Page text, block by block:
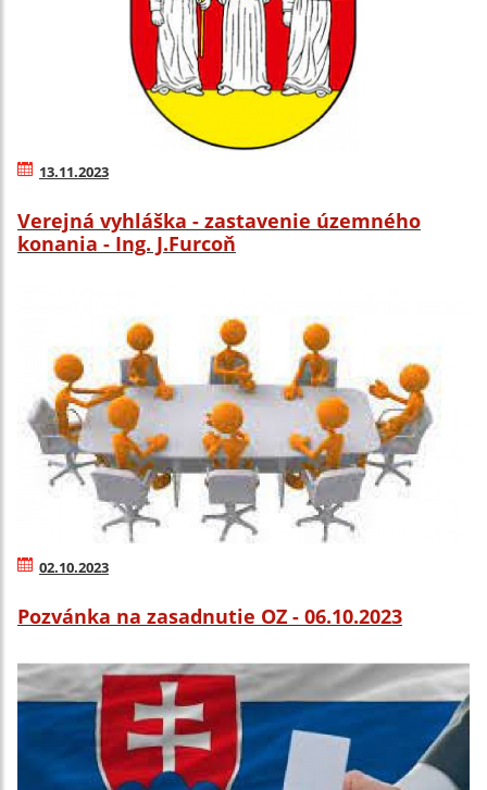
13.11.2023
Verejná vyhláška - zastavenie územného
konania - Ing. J.Furcoň
02.10.2023
Pozvánka na zasadnutie OZ - 06.10.2023